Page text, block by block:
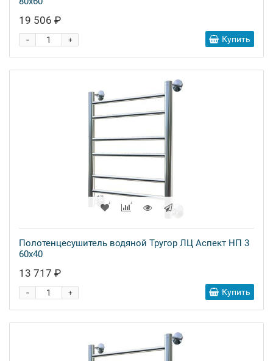
19 506 ₽
+
- Купить
Полотенцесушитель водяной Тругор ЛЦ Аспект НП 3
60x40
13 717 ₽
+
- Купить